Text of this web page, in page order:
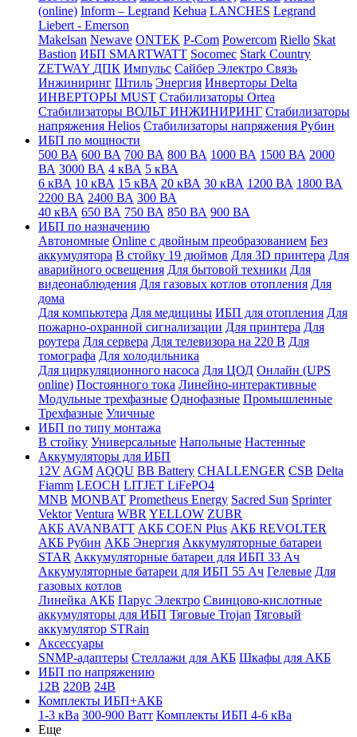
(online) Inform – Legrand Kehua LANCHES Legrand
Liebert - Emerson
Makelsan Newave ONTEK P-Com Powercom Riello Skat
Bastion ИБП SMARTWATT Socomec Stark Country
ZETWAY ДПК Импульс Сайбер Электро Связь
Инжиниринг Штиль Энергия Инверторы Delta
ИНВЕРТОРЫ MUST Стабилизаторы Ortea
Стабилизаторы ВОЛЬТ ИНЖИНИРИНГ Стабилизаторы
напряжения Helios Стабилизаторы напряжения Рубин
ИБП по мощности
500 ВА 600 ВА 700 ВА 800 ВА 1000 ВА 1500 ВА 2000
ВА 3000 ВА 4 кВА 5 кВА
6 кВА 10 кВА 15 кВА 20 кВА 30 кВА 1200 ВА 1800 ВА
2200 ВА 2400 ВА 300 ВА
40 кВА 650 ВА 750 ВА 850 ВА 900 ВА
ИБП по назначению
Автономные Online с двойным преобразованием Без
аккумулятора В стойку 19 дюймов Для 3D принтера Для
аварийного освещения Для бытовой техники Для
видеонаблюдения Для газовых котлов отопления Для
дома
Для компьютера Для медицины ИБП для отопления Для
пожарно-охранной сигнализации Для принтера Для
роутера Для сервера Для телевизора на 220 В Для
томографа Для холодильника
Для циркуляционного насоса Для ЦОД Онлайн (UPS
online) Постоянного тока Линейно-интерактивные
Модульные трехфазные Однофазные Промышленные
Трехфазные Уличные
ИБП по типу монтажа
В стойку Универсальные Напольные Настенные
Аккумуляторы для ИБП
12V AGM AQQU BB Battery CHALLENGER CSB Delta
Fiamm LEOCH LITJET LiFePO4
MNB MONBAT Prometheus Energy Sacred Sun Sprinter
Vektor Ventura WBR YELLOW ZUBR
АКБ AVANBATT АКБ COEN Plus АКБ REVOLTER
АКБ Рубин АКБ Энергия Аккумуляторные батареи
STAR Аккумуляторные батареи для ИБП 33 Ач
Аккумуляторные батареи для ИБП 55 Ач Гелевые Для
газовых котлов
Линейка АКБ Парус Электро Свинцово-кислотные
аккумуляторы для ИБП Тяговые Trojan Тяговый
аккумулятор STRain
Аксессуары
SNMP-адаптеры Стеллажи для АКБ Шкафы для АКБ
ИБП по напряжению
12В 220В 24В
Комплекты ИБП+АКБ
1-3 кВа 300-900 Ватт Комплекты ИБП 4-6 кВа
Еще